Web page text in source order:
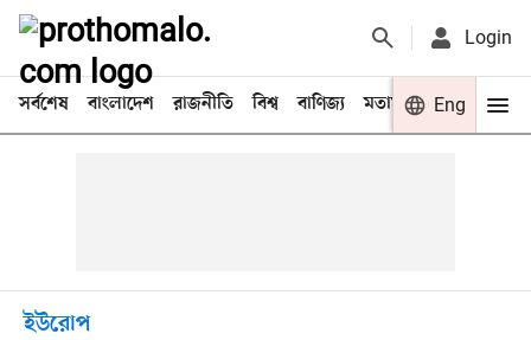
Login
সর্বশেষ বাংলাদেশ রাজনীতি বিশ্ব বাণিজ্য মতামত খেলা
Eng
ইউরোপ